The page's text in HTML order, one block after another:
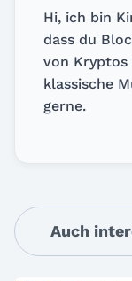
Hi, ich bin
dass du
von Kryptos
klassische
gerne.
Auch